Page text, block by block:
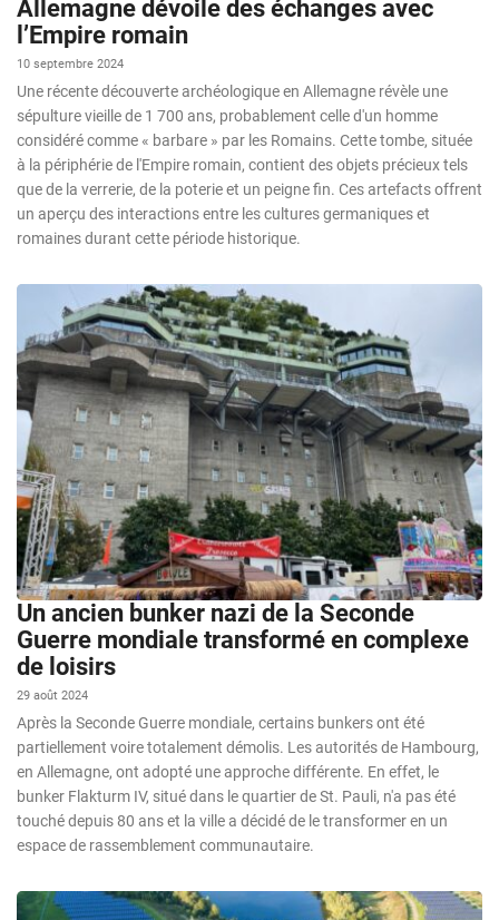
Allemagne dévoile des échanges avec
l’Empire romain
10 septembre 2024
Une récente découverte archéologique en Allemagne révèle une
sépulture vieille de 1 700 ans, probablement celle d'un homme
considéré comme « barbare » par les Romains. Cette tombe, située
à la périphérie de l'Empire romain, contient des objets précieux tels
que de la verrerie, de la poterie et un peigne fin. Ces artefacts offrent
un aperçu des interactions entre les cultures germaniques et
romaines durant cette période historique.
Un ancien bunker nazi de la Seconde
Guerre mondiale transformé en complexe
de loisirs
29 août 2024
Après la Seconde Guerre mondiale, certains bunkers ont été
partiellement voire totalement démolis. Les autorités de Hambourg,
en Allemagne, ont adopté une approche différente. En effet, le
bunker Flakturm IV, situé dans le quartier de St. Pauli, n'a pas été
touché depuis 80 ans et la ville a décidé de le transformer en un
espace de rassemblement communautaire.